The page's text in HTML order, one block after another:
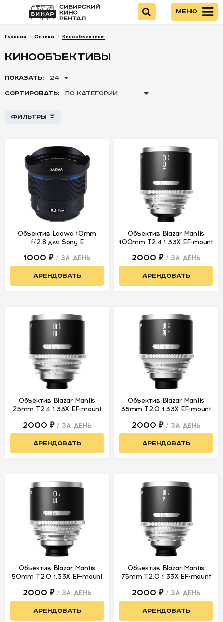
Войти
Объективы
Canon
Объективы Sony
Объективы
Объективы
Fujifilm
Объективы
Micro 4/3
Кинообъективы
Объективы
Советская
кинооптика
DZOFilm Arles
DZOFilm Vespid
DZOFilm Vespid
II
DZOFilm Catta
DZOFilm Pictor
переходники
Круглые
светофильтры
ПИТАНИЕ
ОБОРУДОВАНИЕ
Меню
Главная / Оптика / Кинообъективы
КИНООБЪЕКТИВЫ
ПОКАЗАТЬ: 24
СОРТИРОВАТЬ: ПО КАТЕГОРИИ
Фильтры
Объектив Laowa 10mm
f/2.8 для Sony E
1000 ₽ / ЗА ДЕНЬ
АРЕНДОВАТЬ
Объектив Blazar Mantis
100mm T2.4 1.33X EF-mount
2000 ₽ / ЗА ДЕНЬ
АРЕНДОВАТЬ
Объектив Blazar Mantis
25mm T2.4 1.33X EF-mount
2000 ₽ / ЗА ДЕНЬ
АРЕНДОВАТЬ
Объектив Blazar Mantis
35mm T2.0 1.33X EF-mount
2000 ₽ / ЗА ДЕНЬ
АРЕНДОВАТЬ
Объектив Blazar Mantis
50mm T2.0 1.33X EF-mount
2000 ₽ / ЗА ДЕНЬ
АРЕНДОВАТЬ
Объектив Blazar Mantis
75mm T2.0 1.33X EF-mount
2000 ₽ / ЗА ДЕНЬ
АРЕНДОВАТЬ